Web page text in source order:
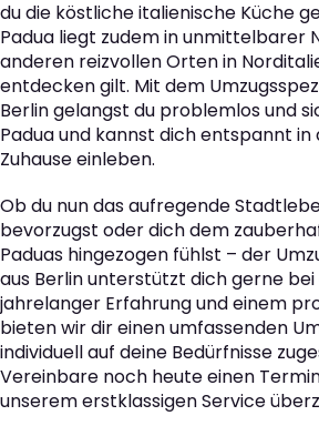
du die köstliche italienische Küche
Padua liegt zudem in unmittelbarer
anderen reizvollen Orten in
entdecken gilt. Mit dem
Berlin gelangst du problemlos und
Padua und kannst dich entspannt in
Zuhause einleben.
Ob du nun das aufregende
bevorzugst oder dich dem
Paduas hingezogen fühlst – der
aus Berlin unterstützt dich gerne bei
jahrelanger Erfahrung und einem
bieten wir dir einen umfassenden
individuell auf deine Bedürfnisse
Vereinbare noch heute einen
unserem erstklassigen Service